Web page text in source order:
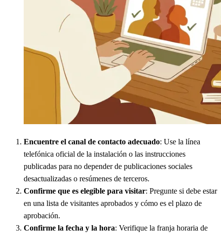
Encuentre el canal de contacto adecuado: Use la línea
telefónica oficial de la instalación o las instrucciones
publicadas para no depender de publicaciones sociales
desactualizadas o resúmenes de terceros.
Confirme que es elegible para visitar: Pregunte si debe estar
en una lista de visitantes aprobados y cómo es el plazo de
aprobación.
Confirme la fecha y la hora: Verifique la franja horaria de